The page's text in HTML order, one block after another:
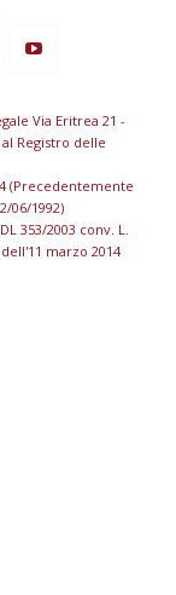
Via Eritrea 21 -
Registro delle
(Precedentemente
06/1992)
353/2003 conv. L.
dell'11 marzo 2014